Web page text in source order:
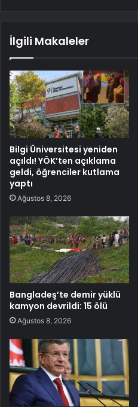
İlgili Makaleler
Bilgi Üniversitesi yeniden
açıldı! YÖK’ten açıklama
geldi, öğrenciler kutlama
yaptı
Ağustos 8, 2026
Bangladeş’te demir yüklü
kamyon devrildi: 15 ölü
Ağustos 8, 2026